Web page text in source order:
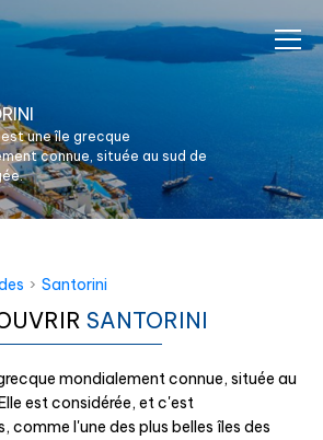
une île grecque
connue, située au sud de
› Santorini
SANTORINI
mondialement connue, située au
est considérée, et c'est
comme l'une des plus belles îles des